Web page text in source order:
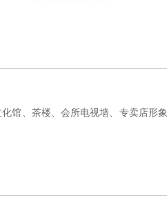
馆、茶楼、会所电视墙、专卖店形象